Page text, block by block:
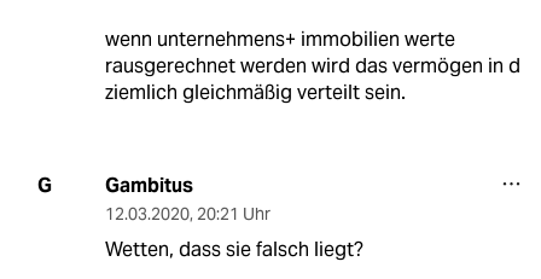
wenn unternehmens+ immobilien werte
rausgerechnet werden wird das vermögen in d
ziemlich gleichmäßig verteilt sein.
G Gambitus
12.03.2020, 20:21 Uhr
Wetten, dass sie falsch liegt?